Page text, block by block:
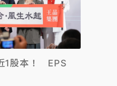
1股本！ EPS